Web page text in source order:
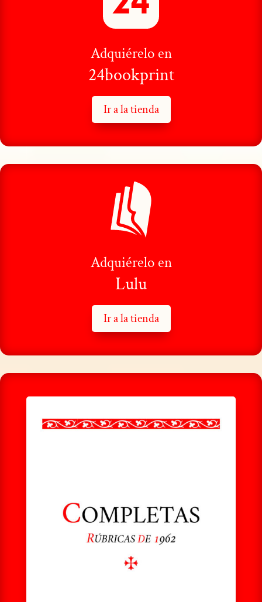
Adquiérelo en
24bookprint
Ir a la tienda
Adquiérelo en
Lulu
Ir a la tienda